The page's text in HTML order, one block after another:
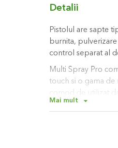
Detalii
Pistolul are sapte
burnita,
control separat al
Multi Spray Pro
touch si o gama de
comod de utilizat
Debitul de apa se
Mai mult